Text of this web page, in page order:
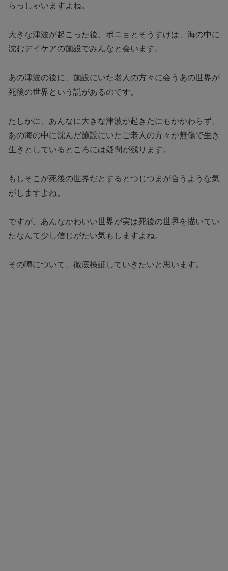
らっしゃいますよね。
大きな津波が起こった後、ポニョとそうすけは、海の中に
沈むデイケアの施設でみんなと会います。
あの津波の後に、施設にいた老人の方々に会うあの世界が
死後の世界という説があるのです。
たしかに、あんなに大きな津波が起きたにもかかわらず、
あの海の中に沈んだ施設にいたご老人の方々が無傷で生き
生きとしているところには疑問が残ります。
もしそこが死後の世界だとするとつじつまが合うような気
がしますよね。
ですが、あんなかわいい世界が実は死後の世界を描いてい
たなんて少し信じがたい気もしますよね。
その噂について、徹底検証していきたいと思います。